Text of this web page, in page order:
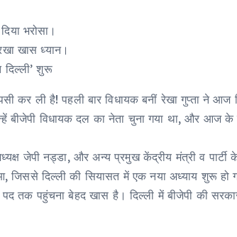
भरोसा।
खास ध्यान।
दिल्ली’ शुरू
कर ली है! पहली बार विधायक बनीं रेखा गुप्ता ने आज
बीजेपी विधायक दल का नेता चुना गया था, और आज
जेपी नड्डा, और अन्य प्रमुख केंद्रीय मंत्री व पार्टी
जिससे दिल्ली की सियासत में एक नया अध्याय शुरू हो
तक पहुंचना बेहद खास है। दिल्ली में बीजेपी की